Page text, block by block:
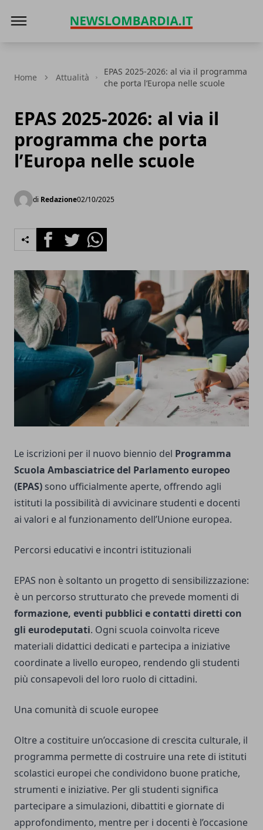
Home Attualità
EPAS 2025-2026: al via il programma
che porta l’Europa nelle scuole
EPAS 2025-2026: al via il
programma che porta
l’Europa nelle scuole
di Redazione02/10/2025
FacebookTwitterWhatsapp
Le iscrizioni per il nuovo biennio del Programma
Scuola Ambasciatrice del Parlamento europeo
(EPAS) sono ufficialmente aperte, offrendo agli
istituti la possibilità di avvicinare studenti e docenti
ai valori e al funzionamento dell’Unione europea.
Percorsi educativi e incontri istituzionali
EPAS non è soltanto un progetto di sensibilizzazione:
è un percorso strutturato che prevede momenti di
formazione, eventi pubblici e contatti diretti con
gli eurodeputati. Ogni scuola coinvolta riceve
materiali didattici dedicati e partecipa a iniziative
coordinate a livello europeo, rendendo gli studenti
più consapevoli del loro ruolo di cittadini.
Una comunità di scuole europee
Oltre a costituire un’occasione di crescita culturale, il
programma permette di costruire una rete di istituti
scolastici europei che condividono buone pratiche,
strumenti e iniziative. Per gli studenti significa
partecipare a simulazioni, dibattiti e giornate di
approfondimento, mentre per i docenti è l’occasione